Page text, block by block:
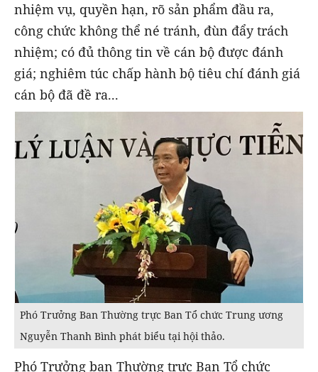
nhiệm vụ, quyền hạn, rõ sản phẩm đầu ra,
công chức không thể né tránh, đùn đẩy trách
nhiệm; có đủ thông tin về cán bộ được đánh
giá; nghiêm túc chấp hành bộ tiêu chí đánh giá
cán bộ đã đề ra...
Phó Trưởng Ban Thường trực Ban Tổ chức Trung ương
Nguyễn Thanh Bình phát biểu tại hội thảo.
Phó Trưởng ban Thường trực Ban Tổ chức